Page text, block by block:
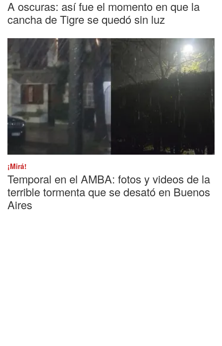
A oscuras: así fue el momento en que la
cancha de Tigre se quedó sin luz
¡Mirá!
Temporal en el AMBA: fotos y videos de la
terrible tormenta que se desató en Buenos
Aires